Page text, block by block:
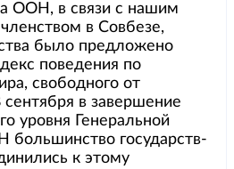
ООН, в связи с нашим
в Совбезе,
было предложено
поведения по
свободного от
в завершение
уровня Генеральной
государств-
к этому